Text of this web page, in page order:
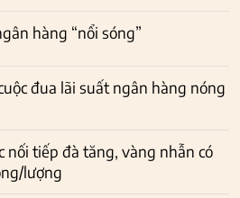
hàng “nổi sóng”
đua lãi suất ngân hàng nóng
nối tiếp đà tăng, vàng nhẫn có
lượng